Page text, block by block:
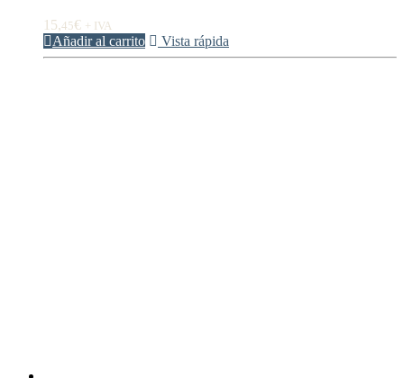
15,45€ + IVA
Añadir al carrito Vista rápida